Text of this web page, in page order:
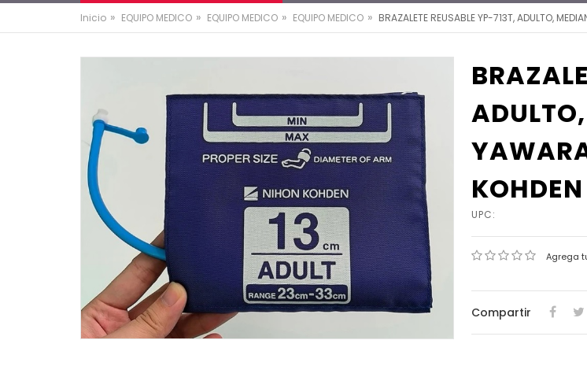
Inicio » EQUIPO MEDICO » EQUIPO MEDICO » EQUIPO MEDICO » BRAZALETE REUSABLE YP-713T, ADULTO,
KOHDEN
UPC:
Agrega
Compartir